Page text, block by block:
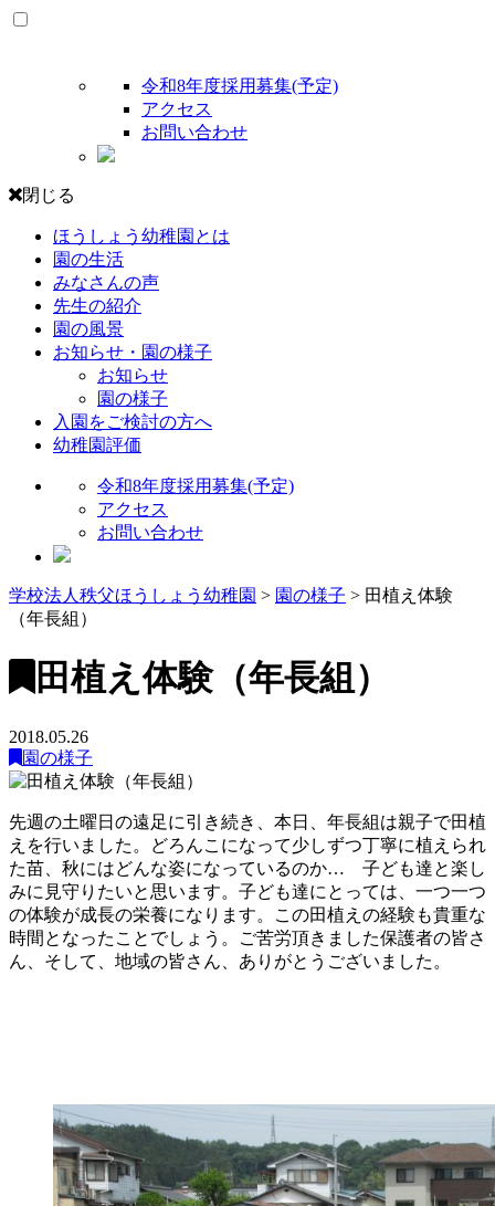
令和8年度採用募集(予定)
アクセス
お問い合わせ
閉じる
ほうしょう幼稚園とは
園の生活
みなさんの声
先生の紹介
園の風景
お知らせ・園の様子
お知らせ
園の様子
入園をご検討の方へ
幼稚園評価
令和8年度採用募集(予定)
アクセス
お問い合わせ
学校法人秩父ほうしょう幼稚園 > 園の様子 > 田植え体験
（年長組）
田植え体験（年長組）
2018.05.26
園の様子
先週の土曜日の遠足に引き続き、本日、年長組は親子で田植
えを行いました。どろんこになって少しずつ丁寧に植えられ
た苗、秋にはどんな姿になっているのか… 子ども達と楽し
みに見守りたいと思います。子ども達にとっては、一つ一つ
の体験が成長の栄養になります。この田植えの経験も貴重な
時間となったことでしょう。ご苦労頂きました保護者の皆さ
ん、そして、地域の皆さん、ありがとうございました。